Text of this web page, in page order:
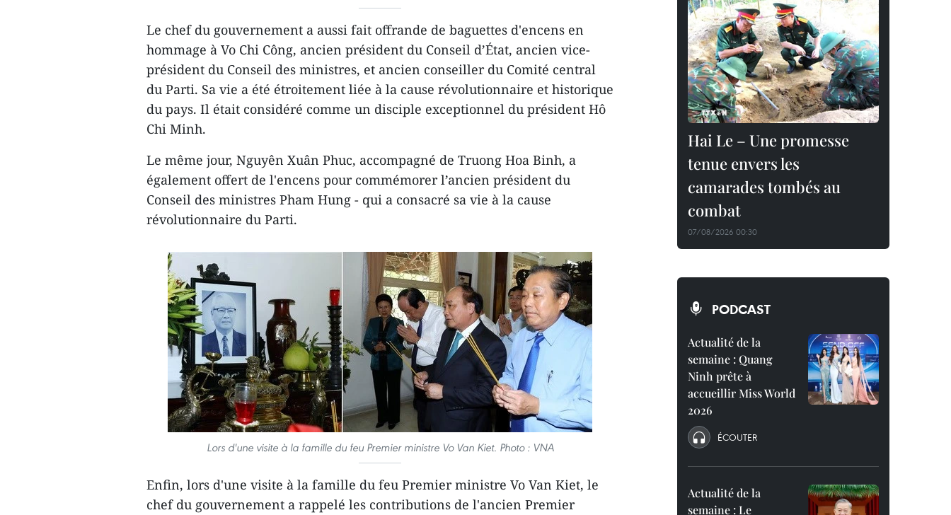
Le chef du gouvernement a aussi ​fait offrande de baguettes d'encens en
hommage à Vo Chi Công, ancien président du Conseil d’État, ancien vice-
président du Conseil des ministres, et ancien conseiller du Comité central
du Parti. Sa vie a été étroitement liée à la cause révolutionnaire et historique
du pays. Il était considéré comme un disciple exceptionnel du président Hô
Chi Minh.
Le même jour, Nguyên Xuân Phuc, accompagné d​e Truong Hoa Binh, a
également offert de l'encens pour commémorer l’ancien président du
Conseil des ministres Pham Hung - qui a consacré sa vie à la cause
révolutionnaire du Parti.
Lors d'une visite à la famille du feu Premier ministre Vo Van Kiet. Photo : VNA
Enfin, lors d'une visite à la famille du feu Premier ministre Vo Van Kiet, le
chef du gouvernement a rappelé les contributions de l'ancien Premier
Hai Le – Une promesse
tenue envers les
camarades tombés au
combat
07/08/2026 00:30
PODCAST
Actualité de la
semaine : Quang
Ninh prête à
accueillir Miss World
2026
ÉCOUTER
Actualité de la
semaine : Le